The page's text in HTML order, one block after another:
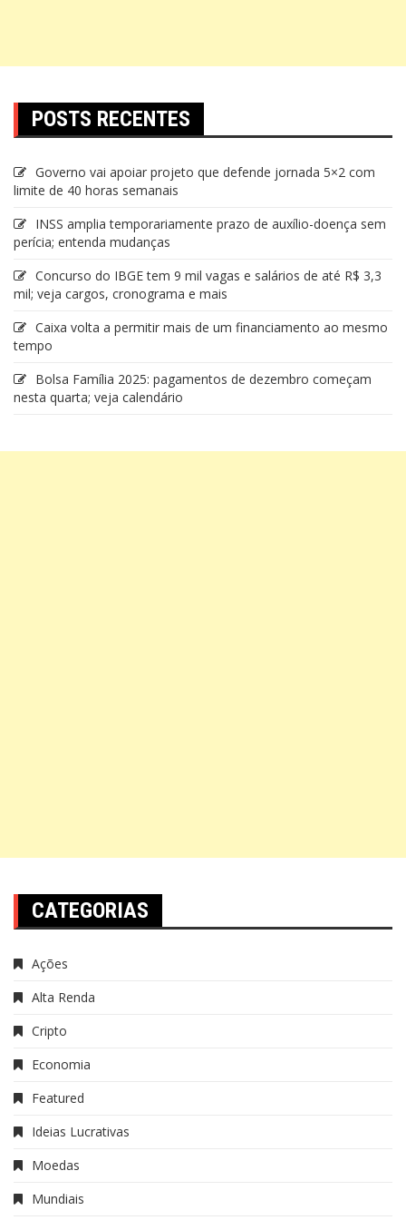
POSTS RECENTES
Governo vai apoiar projeto que defende jornada 5×2 com
limite de 40 horas semanais
INSS amplia temporariamente prazo de auxílio-doença sem
perícia; entenda mudanças
Concurso do IBGE tem 9 mil vagas e salários de até R$ 3,3
mil; veja cargos, cronograma e mais
Caixa volta a permitir mais de um financiamento ao mesmo
tempo
Bolsa Família 2025: pagamentos de dezembro começam
nesta quarta; veja calendário
CATEGORIAS
Ações
Alta Renda
Cripto
Economia
Featured
Ideias Lucrativas
Moedas
Mundiais